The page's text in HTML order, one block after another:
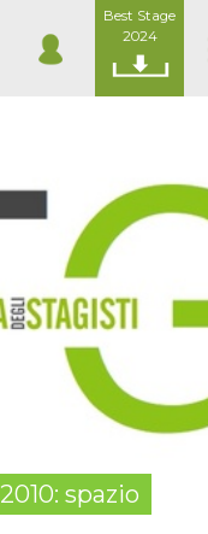
Best Stage
2024
spazio